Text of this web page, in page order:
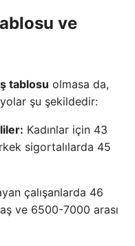
ve
tablosu olmasa da,
şu şekildedir:
Kadınlar için 43
sigortalılarda 45
çalışanlarda 46
ve 6500-7000 arası